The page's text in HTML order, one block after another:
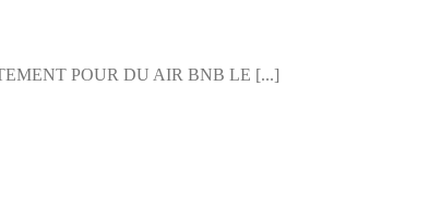
POUR DU AIR BNB LE [...]